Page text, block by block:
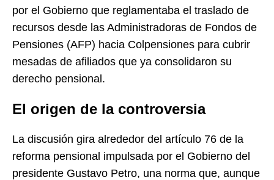
por el Gobierno que reglamentaba el traslado de
recursos desde las Administradoras de Fondos de
Pensiones (AFP) hacia Colpensiones para cubrir
mesadas de afiliados que ya consolidaron su
derecho pensional.
El origen de la controversia
La discusión gira alrededor del artículo 76 de la
reforma pensional impulsada por el Gobierno del
presidente Gustavo Petro, una norma que, aunque